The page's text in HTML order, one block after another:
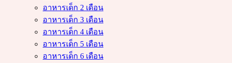
อาหารเด็ก 2 เดือน
อาหารเด็ก 3 เดือน
อาหารเด็ก 4 เดือน
อาหารเด็ก 5 เดือน
อาหารเด็ก 6 เดือน